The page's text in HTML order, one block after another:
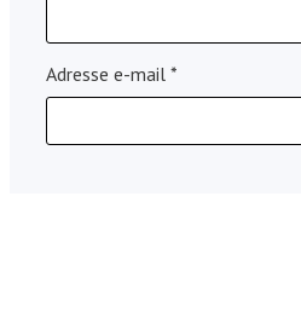
Adresse e-mail *